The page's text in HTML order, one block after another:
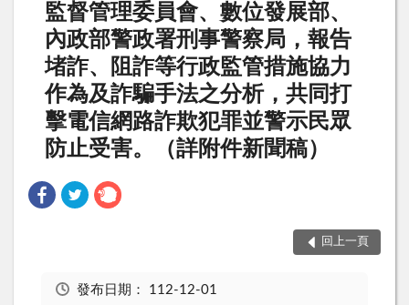
監督管理委員會、數位發展部、
內政部警政署刑事警察局，報告
堵詐、阻詐等行政監管措施協力
作為及詐騙手法之分析，共同打
擊電信網路詐欺犯罪並警示民眾
防止受害。（詳附件新聞稿）
回上一頁
發布日期： 112-12-01